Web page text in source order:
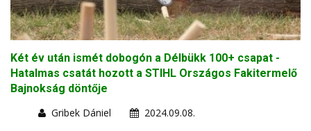
Két év után ismét dobogón a Délbükk 100+ csapat -
Hatalmas csatát hozott a STIHL Országos Fakitermelő
Bajnokság döntője
Gribek Dániel
2024.09.08.